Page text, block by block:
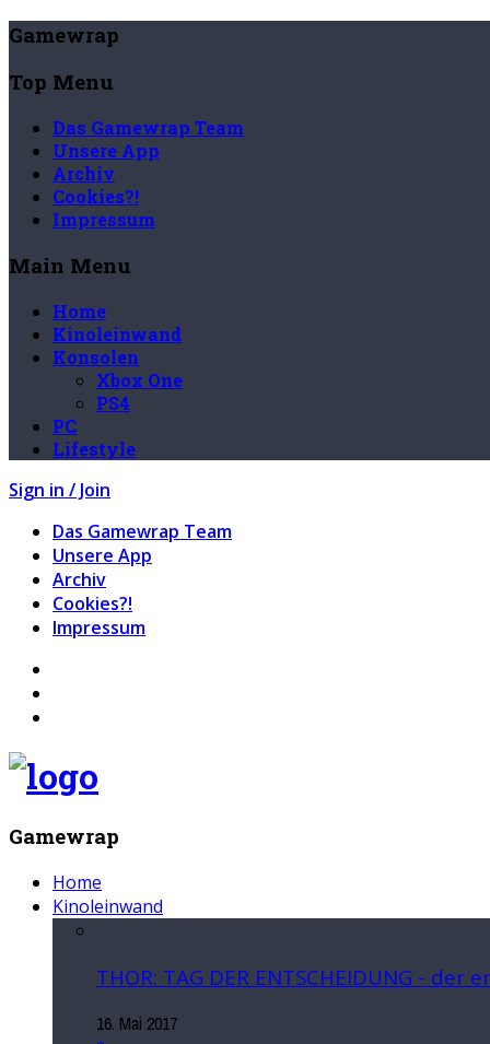
Gamewrap
Top Menu
Das Gamewrap Team
Unsere App
Archiv
Cookies?!
Impressum
Main Menu
Home
Kinoleinwand
Konsolen
Xbox One
PS4
PC
Lifestyle
Sign in / Join
Das Gamewrap Team
Unsere App
Archiv
Cookies?!
Impressum
Gamewrap
Home
Kinoleinwand
THOR: TAG DER ENTSCHEIDUNG -
16. Mai 2017